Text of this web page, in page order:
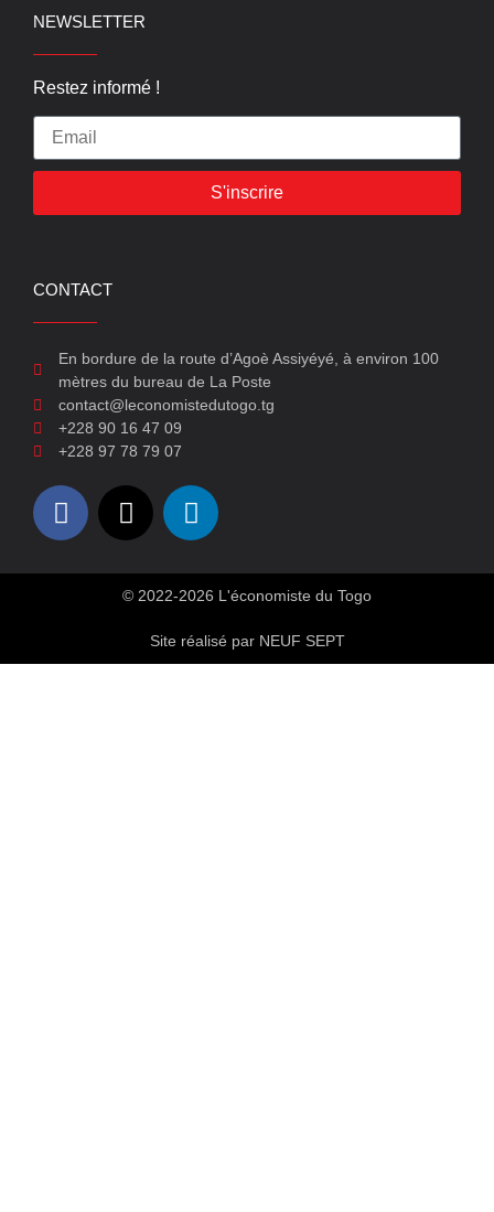
NEWSLETTER
Restez informé !
S'inscrire
CONTACT
En bordure de la route d’Agoè Assiyéyé, à environ 100
mètres du bureau de La Poste
contact@leconomistedutogo.tg
+228 90 16 47 09
+228 97 78 79 07
© 2022-2026 L'économiste du Togo
Site réalisé par NEUF SEPT